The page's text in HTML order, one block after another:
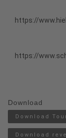
https://
https://
Download
Download
Download